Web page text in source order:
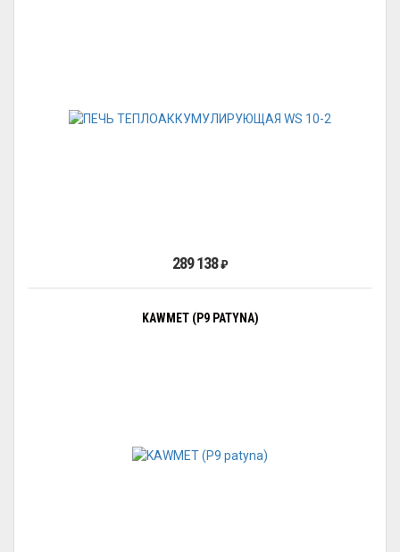
289 138₽
KAWMET (P9 PATYNA)